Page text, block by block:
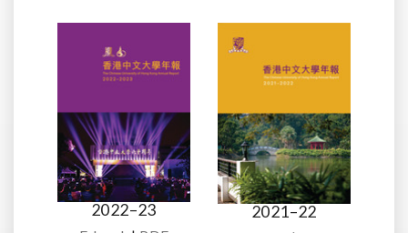
2022–23 2021–22